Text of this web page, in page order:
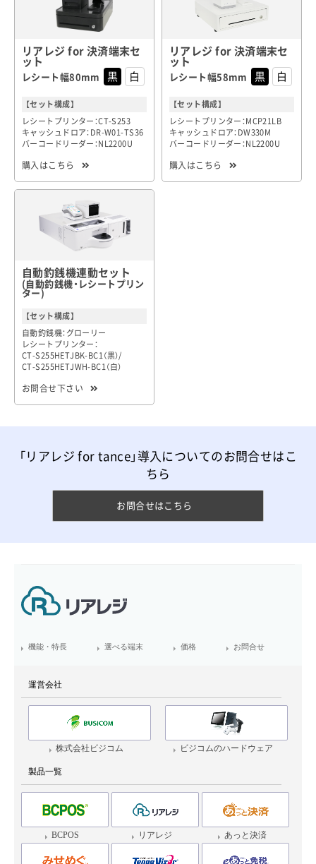
リアレジ for 決済端末セ
ット
レシート幅80mm
【セット構成】
レシートプリンター：CT-S253
キャッシュドロア：DR-W01-TS36
バーコードリーダー：NL2200U
購入はこちら
リアレジ for 決済端末セ
ット
レシート幅58mm
【セット構成】
レシートプリンター：MCP21LB
キャッシュドロア：DW330M
バーコードリーダー：NL2200U
購入はこちら
自動釣銭機連動セット
(自動釣銭機・レシートプリン
ター)
【セット構成】
自動釣銭機：グローリー
レシートプリンター：
CT-S255HETJBK-BC1（黒）/
CT-S255HETJWH-BC1（白）
お問合せ下さい
「リアレジ for tance」導入についてのお問合せはこ
ちら
お問合せはこちら
機能・特長 選べる端末 価格 お問合せ
運営会社
株式会社ビジコム ビジコムのハードウェア
製品一覧
BCPOS リアレジ あっと決済